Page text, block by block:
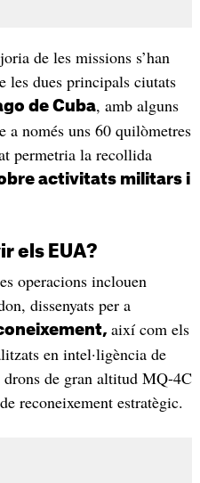
de les missions s’han
les dues principals ciutats
de Cuba, amb alguns
a només uns 60 quilòmetres
permetria la recollida
activitats militars i
els EUA?
operacions inclouen
dissenyats per a
així com els
en intel·ligència de
drons de gran altitud MQ-4C
reconeixement estratègic.